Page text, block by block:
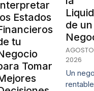
Estados
tu
Tomar
de un
2026
Un
rentable